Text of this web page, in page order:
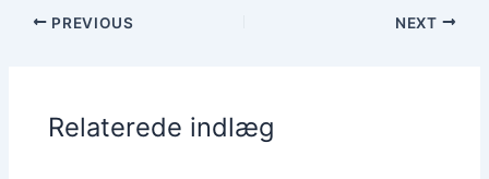
PREVIOUS NEXT
Relaterede indlæg